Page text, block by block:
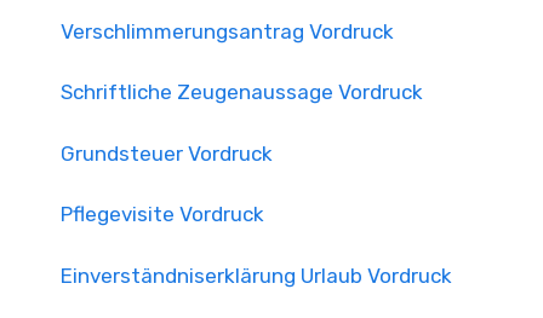
Verschlimmerungsantrag Vordruck
Schriftliche Zeugenaussage Vordruck
Grundsteuer Vordruck
Pflegevisite Vordruck
Einverständniserklärung Urlaub Vordruck